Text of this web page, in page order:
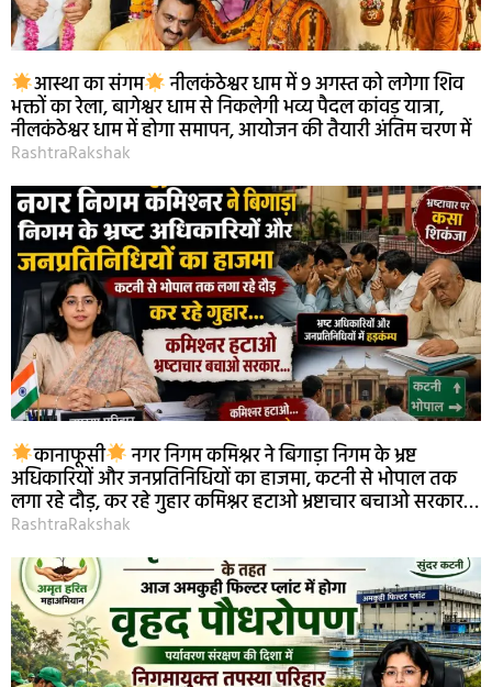
आस्था का संगम नीलकंठेश्वर धाम में 9 अगस्त को लगेगा शिव
भक्तों का रेला, बागेश्वर धाम से निकलेगी भव्य पैदल कांवड़ यात्रा,
नीलकंठेश्वर धाम में होगा समापन, आयोजन की तैयारी अंतिम चरण में
RashtraRakshak
कानाफूसी नगर निगम कमिश्नर ने बिगाड़ा निगम के भ्रष्ट
अधिकारियों और जनप्रतिनिधियों का हाजमा, कटनी से भोपाल तक
लगा रहे दौड़, कर रहे गुहार कमिश्नर हटाओ भ्रष्टाचार बचाओ सरकार…
RashtraRakshak